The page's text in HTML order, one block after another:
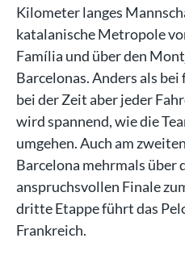
Kilometer langes
katalanische Metropole
Família und über den
Barcelonas. Anders als
bei der Zeit aber jeder
wird spannend, wie die
umgehen. Auch am
Barcelona mehrmals
anspruchsvollen Finale
dritte Etappe führt das
Frankreich.